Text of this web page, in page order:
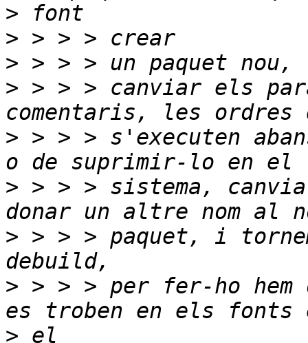
>
>
>
> > > > canviar els
> > > > s'executen
> > > > sistema,
> > > > paquet, i
> > > > per fer-ho
>